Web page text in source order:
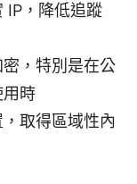
IP，降低追蹤
，特別是在公
時
取得區域性內